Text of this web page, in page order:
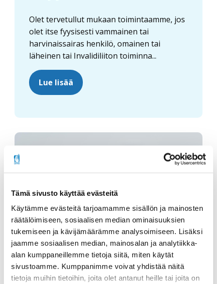
Tämä sivusto käyttää evästeitä
Käytämme evästeitä tarjoamamme sisällön ja mainosten
räätälöimiseen, sosiaalisen median ominaisuuksien
tukemiseen ja kävijämäärämme analysoimiseen. Lisäksi
jaamme sosiaalisen median, mainosalan ja analytiikka-
alan kumppaneillemme tietoja siitä, miten käytät
sivustoamme. Kumppanimme voivat yhdistää näitä
tietoja muihin tietoihin, joita olet antanut heille tai joita on
Olet tervetullut mukaan toimintaamme, jos
olet itse fyysisesti vammainen tai
harvinaissairas henkilö, omainen tai
läheinen tai Invalidiliiton toiminna...
Lue lisää
Jäsenyys kannattaa